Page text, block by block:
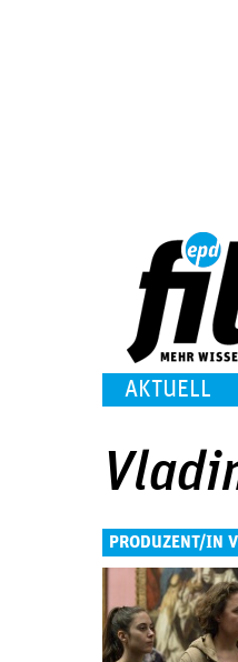
AKTUELL
PRODUZENT/IN